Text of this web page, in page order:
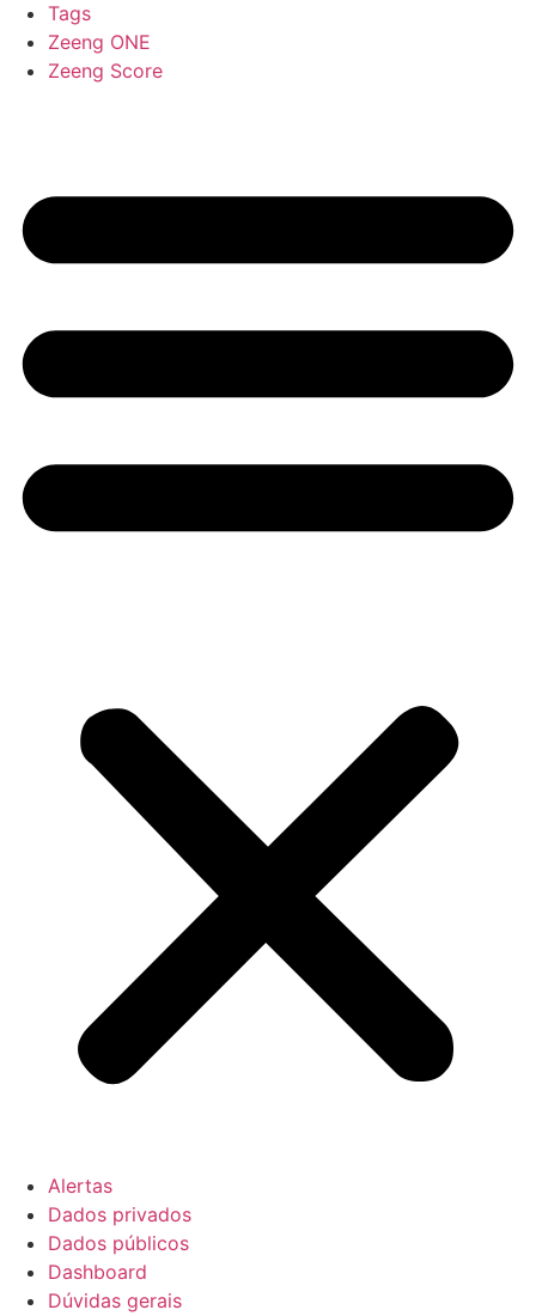
Tags
Zeeng ONE
Zeeng Score
Alertas
Dados privados
Dados públicos
Dashboard
Dúvidas gerais